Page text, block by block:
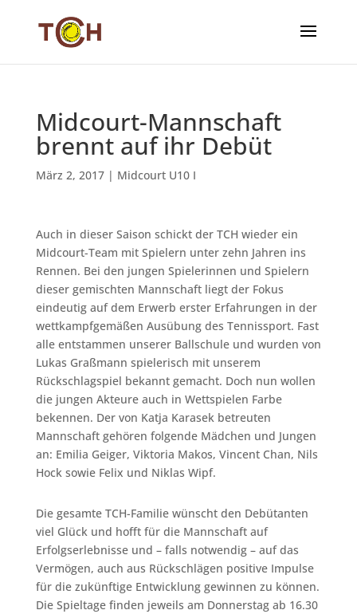
Midcourt-Mannschaft
brennt auf ihr Debüt
März 2, 2017| Midcourt U10 I
Auch in dieser Saison schickt der TCH wieder ein
Midcourt-Team mit Spielern unter zehn Jahren ins
Rennen. Bei den jungen Spielerinnen und Spielern
dieser gemischten Mannschaft liegt der Fokus
eindeutig auf dem Erwerb erster Erfahrungen in der
wettkampfgemäßen Ausübung des Tennissport. Fast
alle entstammen unserer Ballschule und wurden von
Lukas Graßmann spielerisch mit unserem
Rückschlagspiel bekannt gemacht. Doch nun wollen
die jungen Akteure auch in Wettspielen Farbe
bekennen. Der von Katja Karasek betreuten
Mannschaft gehören folgende Mädchen und Jungen
an: Emilia Geiger, Viktoria Makos, Vincent Chan, Nils
Hock sowie Felix und Niklas Wipf.
Die gesamte TCH-Familie wünscht den Debütanten
viel Glück und hofft für die Mannschaft auf
Erfolgserlebnisse und – falls notwendig – auf das
Vermögen, auch aus Rückschlägen positive Impulse
für die zukünftige Entwicklung gewinnen zu können.
Die Spieltage finden jeweils am Donnerstag ab 16.30